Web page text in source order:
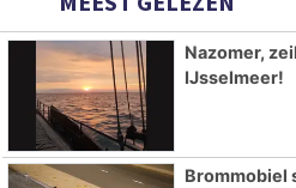
Nazomer,
IJsselmeer!
Brommobiel